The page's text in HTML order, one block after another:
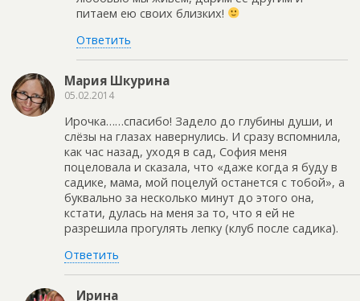
питаем ею своих близких!
Ответить
Мария Шкурина
05.02.2014
Ирочка……спасибо! Задело до глубины души, и
слёзы на глазах навернулись. И сразу вспомнила,
как час назад, уходя в сад, София меня
поцеловала и сказала, что «даже когда я буду в
садике, мама, мой поцелуй останется с тобой», а
буквально за несколько минут до этого она,
кстати, дулась на меня за то, что я ей не
разрешила прогулять лепку (клуб после садика).
Ответить
Ирина